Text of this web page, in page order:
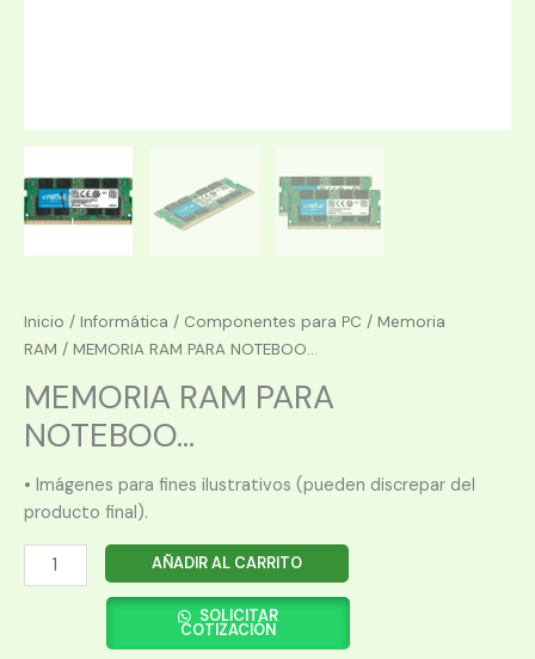
Inicio / Informática / Componentes para PC / Memoria
RAM / MEMORIA RAM PARA NOTEBOO...
MEMORIA RAM PARA
NOTEBOO...
• Imágenes para fines ilustrativos (pueden discrepar del
producto final).
MEMORIA
RAM
AÑADIR AL CARRITO
SOLICITAR
COTIZACIÓN